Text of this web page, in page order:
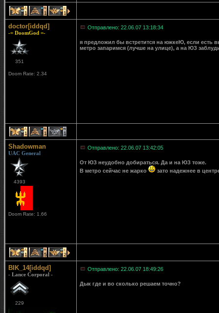
1 1 1
doctor[iddqd]
-= DoomGod =-
351
Doom Rate: 2.34
Отправлено: 22.06.07 13:18:34
я предложил бы встретится на южкеЮ, если есть
метро запаримся (лучше на улице), а на ЮЗ
1 1 1
Shadowman
UAC General
4393
Doom Rate: 1.66
Отправлено: 22.06.07 13:42:05
От ЮЗ неудобно добираться. Да и на ЮЗ тоже.
В метро сейчас не жарко
зато надежнее в
1 5 2
BIK_14[iddqd]
- Lance Corporal -
229
Отправлено: 22.06.07 18:49:26
Дык где и во сколько решаем точно?